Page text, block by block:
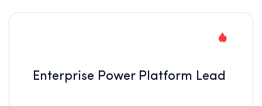
Enterprise Power Platform Lead